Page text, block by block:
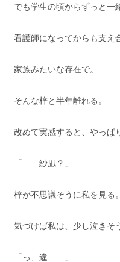
でも学生の頃からずっと一
看護師になってからも支え
家族みたいな存在で。
そんな梓と半年離れる。
改めて実感すると、やっぱ
「……紗凪？」
梓が不思議そうに私を見る。
気づけば私は、少し泣きそ
「っ、違……」